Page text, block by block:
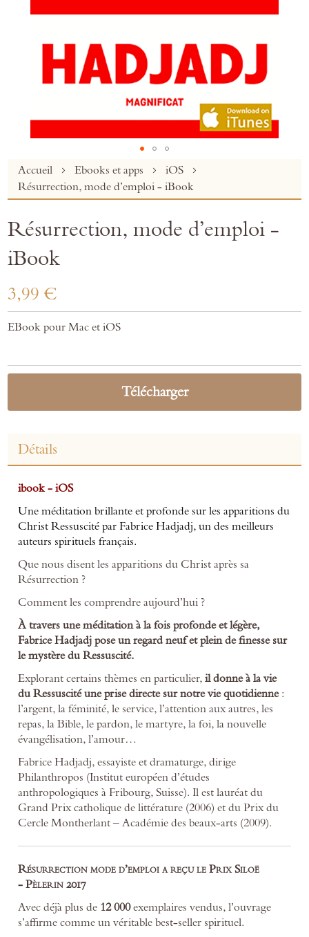
Accueil Ebooks et apps
iOS
Résurrection, mode d’emploi - iBook
Skip
the
of
images
Résurrection, mode d’emploi -
iBook
3,99 €
EBook pour Mac et iOS
Télécharger
Détails
ibook - iOS
Une méditation brillante et profonde sur les apparitions du
Christ Ressuscité par Fabrice Hadjadj, un des meilleurs
auteurs spirituels français.
Que nous disent les apparitions du Christ après sa
Résurrection ?
Comment les comprendre aujourd’hui ?
À travers une méditation à la fois profonde et légère,
Fabrice Hadjadj pose un regard neuf et plein de finesse sur
le mystère du Ressuscité.
Explorant certains thèmes en particulier, il donne à la vie
du Ressuscité une prise directe sur notre vie quotidienne:
l’argent, la féminité, le service, l’attention aux autres, les
repas, la Bible, le pardon, le martyre, la foi, la nouvelle
évangélisation, l’amour…
Fabrice Hadjadj, essayiste et dramaturge, dirige
Philanthropos (Institut européen d’études
anthropologiques à Fribourg, Suisse). Il est lauréat du
Grand Prix catholique de littérature (2006) et du Prix du
Cercle Montherlant – Académie des beaux-arts (2009).
Résurrection mode d’emploi a reçu le Prix Siloë
- Pèlerin 2017
Avec déjà plus de 12 000exemplaires vendus, l’ouvrage
s’affirme comme un véritable best-seller spirituel.